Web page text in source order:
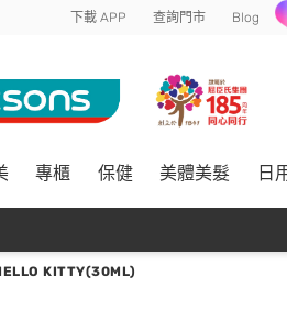
下載 APP 查詢門市 Blog
專櫃 保健 美體美髮 日
KITTY(30ML)